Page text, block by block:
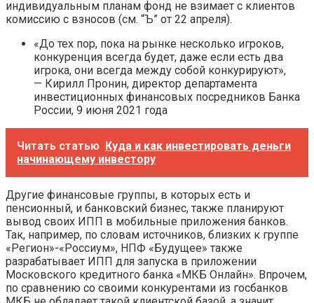
индивидуальным планам фонд не взимает с клиентов
комиссию с взносов (см. “Ъ” от 22 апреля).
«До тех пор, пока на рынке несколько игроков,
конкуренция всегда будет, даже если есть два
игрока, они всегда между собой конкурируют»,
— Кирилл Пронин, директор департамента
инвестиционных финансовых посредников Банка
России, 9 июня 2021 года
Читать статью Куда и как инвестировать деньги
начинающему инвестору
Другие финансовые группы, в которых есть и
пенсионный, и банковский бизнес, также планируют
вывод своих ИПП в мобильные приложения банков.
Так, например, по словам источников, близких к группе
«Регион»-«Россиум», НПФ «Будущее» также
разрабатывает ИПП для запуска в приложении
Московского кредитного банка «МКБ Онлайн». Впрочем,
по сравнению со своими конкурентами из госбанков